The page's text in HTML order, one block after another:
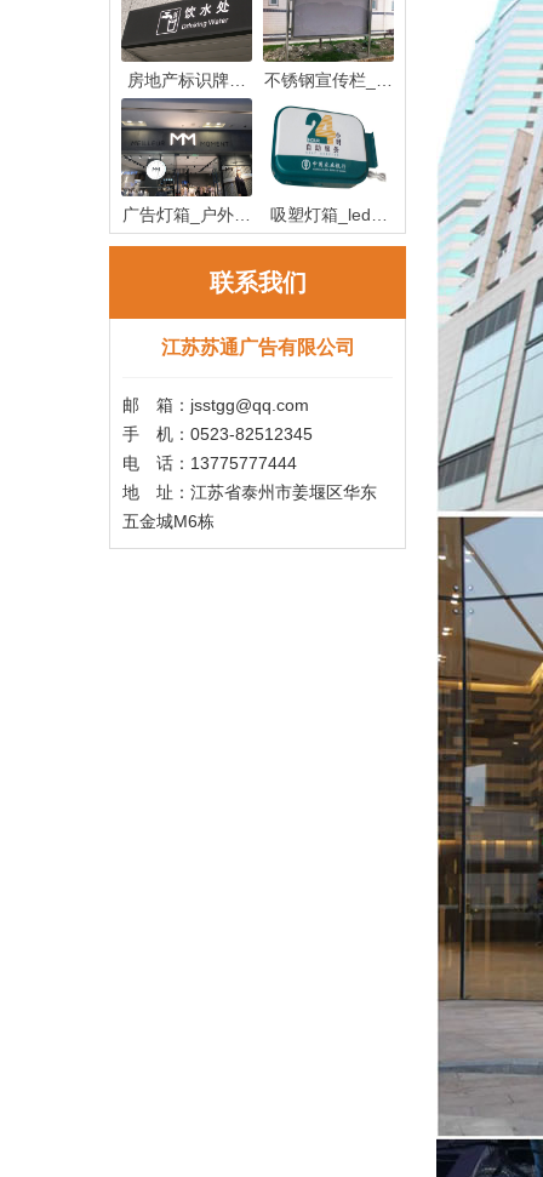
房地产标识牌制
作_房地产
不锈钢宣传栏_不
锈钢宣传
广告灯箱_户外广
告灯箱
吸塑灯箱_led吸
塑灯箱制作
联系我们
江苏苏通广告有限公司
邮 箱：jsstgg@qq.com
手 机：0523-82512345
电 话：13775777444
地 址：江苏省泰州市姜堰区华东
五金城M6栋